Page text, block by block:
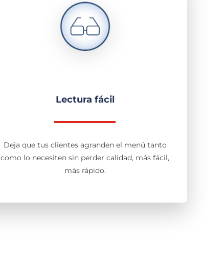
Lectura fácil
Deja que tus clientes agranden el menú tanto
como lo necesiten sin perder calidad, más fácil,
más rápido.